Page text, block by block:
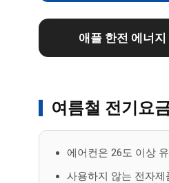
애플 한전 에너
여름철 전기요
에어컨은 26도 이상
사용하지 않는 전자제